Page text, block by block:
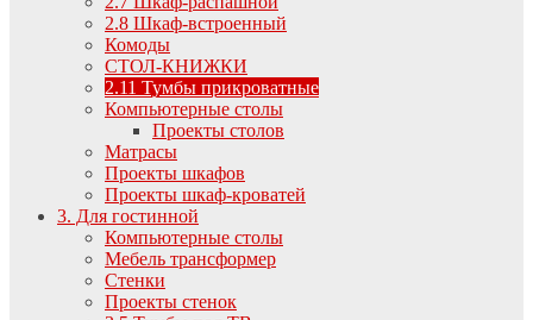
2.8 Шкаф-встроенный
Комоды
СТОЛ-КНИЖКИ
2.11 Тумбы прикроватные
Компьютерные столы
Проекты столов
Матрасы
Проекты шкафов
Проекты шкаф-кроватей
3. Для гостинной
Компьютерные столы
Мебель трансформер
Стенки
Проекты стенок